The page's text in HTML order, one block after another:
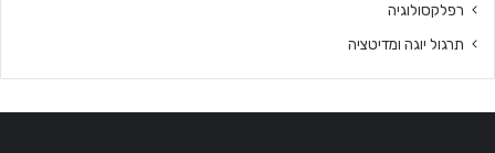
רפלקסולוגיה
תרגול יוגה ומדיטציה